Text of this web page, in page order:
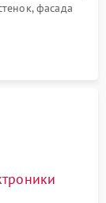
фасада
помпе.